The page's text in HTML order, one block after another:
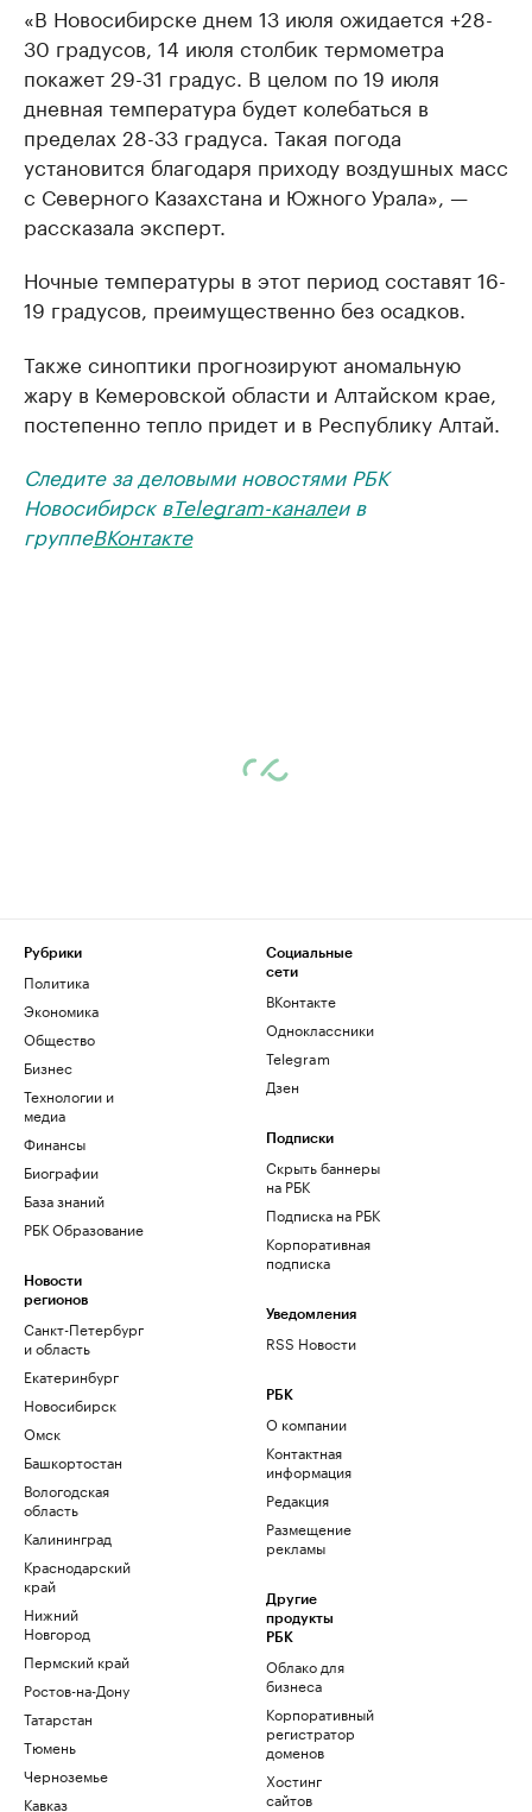
«В Новосибирске днем 13 июля ожидается +28-
30 градусов, 14 июля столбик термометра
покажет 29-31 градус. В целом по 19 июля
дневная температура будет колебаться в
пределах 28-33 градуса. Такая погода
установится благодаря приходу воздушных масс
с Северного Казахстана и Южного Урала», —
рассказала эксперт.
Ночные температуры в этот период составят 16-
19 градусов, преимущественно без осадков.
Также синоптики прогнозируют аномальную
жару в Кемеровской области и Алтайском крае,
постепенно тепло придет и в Республику Алтай.
Следите за деловыми новостями РБК
Новосибирск вTelegram-каналеи в
группеВКонтакте
Рубрики
Политика
Экономика
Общество
Бизнес
Технологии и
медиа
Финансы
Биографии
База знаний
РБК Образование
Новости
регионов
Санкт-Петербург
и область
Екатеринбург
Новосибирск
Омск
Башкортостан
Вологодская
область
Калининград
Краснодарский
край
Нижний
Новгород
Пермский край
Ростов-на-Дону
Татарстан
Тюмень
Черноземье
Кавказ
Социальные
сети
ВКонтакте
Одноклассники
Telegram
Дзен
Подписки
Скрыть баннеры
на РБК
Подписка на РБК
Корпоративная
подписка
Уведомления
RSS Новости
РБК
О компании
Контактная
информация
Редакция
Размещение
рекламы
Другие
продукты
РБК
Облако для
бизнеса
Корпоративный
регистратор
доменов
Хостинг
сайтов